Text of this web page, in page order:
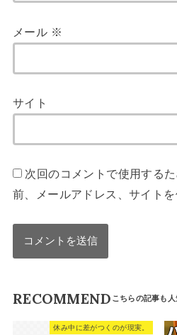
メール ※
サイト
次回のコメントで使用する
前、メールアドレス、サイトを
RECOMMEND
休み中に差がつくのが現実。